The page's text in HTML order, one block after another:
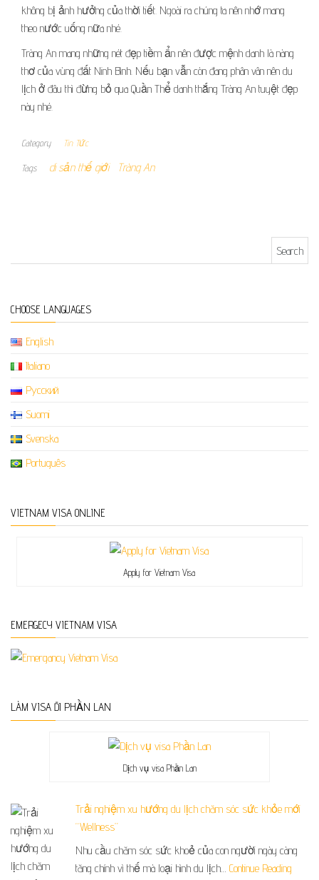
không bị ảnh hưởng của thời tiết. Ngoài ra chúng ta nên nhớ mang
theo nước uống nữa nhé.
Tràng An mang những nét đẹp tiềm ẩn nên được mệnh danh là nàng
thơ của vùng đất Ninh Bình. Nếu bạn vẫn còn đang phân vân nên du
lịch ở đâu thì đừng bỏ qua Quần Thể danh thắng Tràng An tuyệt đẹp
này nhé.
Category Tin Tức
Tags di sản thế giới Tràng An
CHOOSE LANGUAGES
English
Italiano
Русский
Suomi
Svenska
Português
VIETNAM VISA ONLINE
Apply for Vietnam Visa
EMERGECY VIETNAM VISA
LÀM VISA ĐI PHẦN LAN
Dịch vụ visa Phần Lan
Trải nghiệm xu hướng du lịch chăm sóc sức khỏe mới
“Wellness”
Nhu cầu chăm sóc sức khoẻ của con người ngày càng
tăng chính vì thế mà loại hình du lịch… Continue Reading